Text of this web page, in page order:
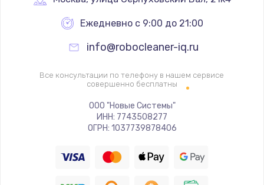
Ежедневно с 9:00 до 21:00
info@robocleaner-iq.ru
Все консультации по телефону в нашем сервисе
совершенно бесплатны
ООО "Новые Системы"
ИНН: 7743508277
ОГРН: 1037739878406